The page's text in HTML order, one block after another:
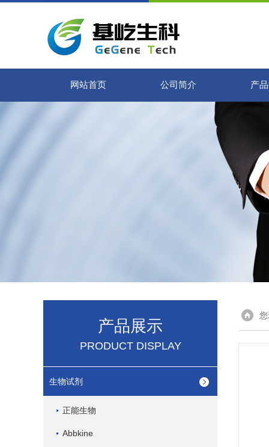
网站首页 公司简介 产
产品展示
PRODUCT DISPLAY
生物试剂
正能生物
Abbkine